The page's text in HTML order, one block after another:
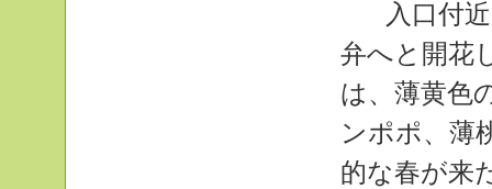
入口付近
弁へと開花
は、薄黄色
ンポポ、薄
的な春が来